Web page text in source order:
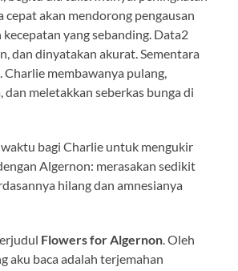
cepat akan mendorong pengausan
yang sebanding. Data2
dan dinyatakan akurat. Sementara
membawanya pulang,
dan meletakkan seberkas bunga di
bagi Charlie untuk mengukir
Algernon: merasakan sedikit
hilang dan amnesianya
Flowers for Algernon . Oleh
aku baca adalah terjemahan